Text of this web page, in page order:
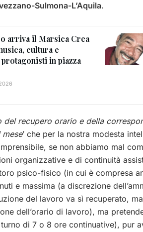
Sulmona-L’Aquila.
arriva il Marsica Crea
cultura e
in piazza
del recupero orario e della
’ che per la nostra modesta
se non abbiamo mal
organizzative e di continuità
psico-fisico (in cui è compresa
e massima (a discrezione
del lavoro va sì recuperato,
dell’orario di lavoro), ma
di 7 o 8 ore continuative), pur